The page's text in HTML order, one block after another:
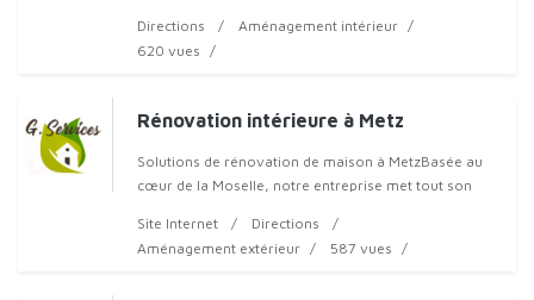
plâtrerie pour rénover, structurer et
Directions
Aménagement intérieur
620 vues
Rénovation intérieure à Metz
Solutions de rénovation de maison à MetzBasée au
cœur de la Moselle, notre entreprise met tout son
de votre habitat ou de vos locaux
Site Internet
Directions
Aménagement extérieur
587 vues